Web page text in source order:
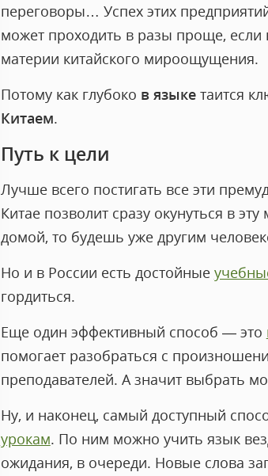
переговоры… Успех этих
может проходить в разы проще, если
материи китайского мироощущения.
Потому как глубоко в языкетаится
Китаем.
Путь к цели
Лучше всего постигать все эти
Китае позволит сразу окунуться в
домой, то будешь уже другим
Но и в России есть достойные
гордиться.
Еще один эффективный способ — это
помогает разобраться с
преподавателей. А значит выбрать
Ну, и наконец, самый доступный
урокам. По ним можно учить язык
ожидания, в очереди. Новые слова